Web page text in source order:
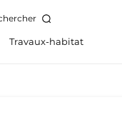
Travaux-habitat